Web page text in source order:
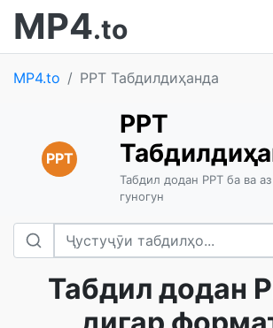
MP4.to
MP4.to PPT Табдилдиҳанда
PPT
PPT
Табдил додан PPT ба ва
гуногун
Табдил додан